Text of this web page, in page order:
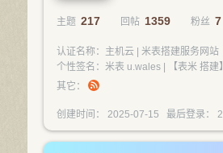
主题 217 回帖 1359 粉丝 7
认证名称：主机云 | 米表搭建服务网站
个性签名：米表 u.wales | 【表米 搭建
其它：
创建时间： 2025-07-15 最后登录：